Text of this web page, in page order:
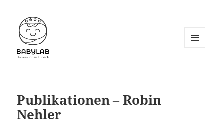
Publikationen – Robin
Nehler